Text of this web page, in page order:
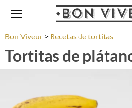
Bon Viveur Recetas de tortitas
Tortitas de